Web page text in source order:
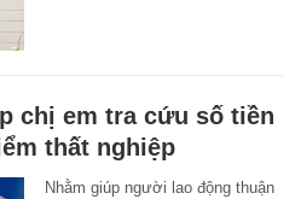
chị em tra cứu số tiền
thất nghiệp
Nhằm giúp người lao động thuận